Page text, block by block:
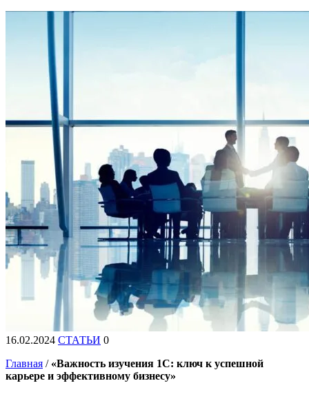
16.02.2024 СТАТЬИ 0
Главная / «Важность изучения 1С: ключ к успешной
карьере и эффективному бизнесу»